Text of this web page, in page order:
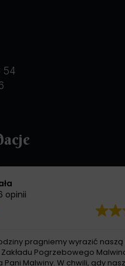
54
opinii
pragniemy wyrazić naszą
Pogrzebowego
Malwiny. W chwili, gdy